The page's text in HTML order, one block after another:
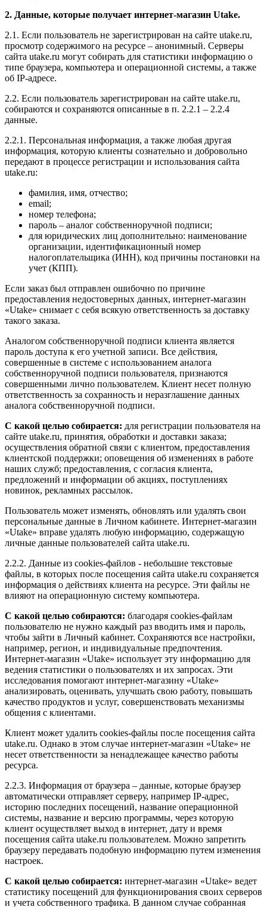
2. Данные, которые получает интернет-магазин Utake.
2.1. Если пользователь не зарегистрирован на сайте utake.ru,
просмотр содержимого на ресурсе – анонимный. Серверы
сайта utake.ru могут собирать для статистики информацию о
типе браузера, компьютера и операционной системы, а также
об IP-адресе.
2.2. Если пользователь зарегистрирован на сайте utake.ru,
собираются и сохраняются описанные в п. 2.2.1 – 2.2.4
данные.
2.2.1. Персональная информация, а также любая другая
информация, которую клиенты сознательно и добровольно
передают в процессе регистрации и использования сайта
utake.ru:
фамилия, имя, отчество;
email;
номер телефона;
пароль – аналог собственноручной подписи;
для юридических лиц дополнительно: наименование
организации, идентификационный номер
налогоплательщика (ИНН), код причины постановки на
учет (КПП).
Если заказ был отправлен ошибочно по причине
предоставления недостоверных данных, интернет-магазин
«Utake» снимает с себя всякую ответственность за доставку
такого заказа.
Аналогом собственноручной подписи клиента является
пароль доступа к его учетной записи. Все действия,
совершенные в системе с использованием аналога
собственноручной подписи пользователя, признаются
совершенными лично пользователем. Клиент несет полную
ответственность за сохранность и неразглашение данных
аналога собственноручной подписи.
С какой целью собирается: для регистрации пользователя на
сайте utake.ru, принятия, обработки и доставки заказа;
осуществления обратной связи с клиентом, предоставления
клиентской поддержки; оповещения об изменениях в работе
наших служб; предоставления, с согласия клиента,
предложений и информации об акциях, поступлениях
новинок, рекламных рассылок.
Пользователь может изменять, обновлять или удалять свои
персональные данные в Личном кабинете. Интернет-магазин
«Utake» вправе удалять любую информацию, содержащую
личные данные пользователей сайта utake.ru.
2.2.2. Данные из cookies-файлов - небольшие текстовые
файлы, в которых после посещения сайта utake.ru сохраняется
информация о действиях клиента на ресурсе. Эти файлы не
влияют на операционную систему компьютера.
С какой целью собираются: благодаря cookies-файлам
пользователю не нужно каждый раз вводить имя и пароль,
чтобы зайти в Личный кабинет. Сохраняются все настройки,
например, регион, и индивидуальные предпочтения.
Интернет-магазин «Utake» использует эту информацию для
ведения статистики о пользователях и их запросах. Эти
исследования помогают интернет-магазину «Utake»
анализировать, оценивать, улучшать свою работу, повышать
качество продуктов и услуг, совершенствовать механизмы
общения с клиентами.
Клиент может удалить cookies-файлы после посещения сайта
utake.ru. Однако в этом случае интернет-магазин «Utake» не
несет ответственности за ненадлежащее качество работы
ресурса.
2.2.3. Информация от браузера – данные, которые браузер
автоматически отправляет серверу, например IP-адрес,
историю последних посещений, название операционной
системы, название и версию программы, через которую
клиент осуществляет выход в интернет, дату и время
посещения сайта utake.ru пользователем. Можно запретить
браузеру передавать подобную информацию путем изменения
настроек.
С какой целью собирается: интернет-магазин «Utake» ведет
статистику посещений для функционирования своих серверов
и учета собственного трафика. В данном случае собранная